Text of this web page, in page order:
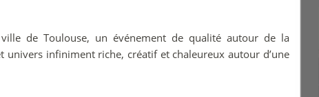
de Toulouse, un événement de qualité autour de la
infiniment riche, créatif et chaleureux autour d’une